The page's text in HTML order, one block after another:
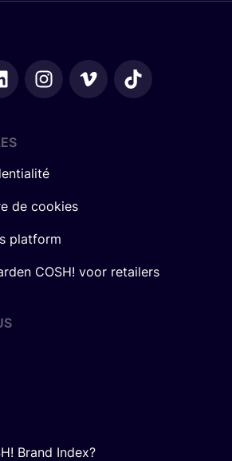
de cookies
platform
COSH! voor retailers
Brand Index?